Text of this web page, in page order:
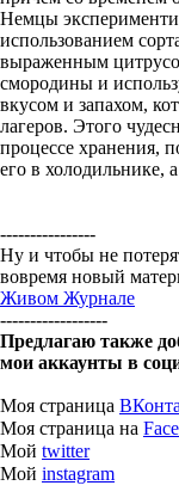
Немцы
использованием
выраженным
смородины и
вкусом и запахом,
лагеров. Этого
процессе хранения,
его в холодильнике,
----------------
Ну и чтобы не
вовремя новый
Живом Журнале
------------------
Предлагаю также
мои аккаунты в
Моя страница
Моя страница на
Мой twitter
Мой instagram